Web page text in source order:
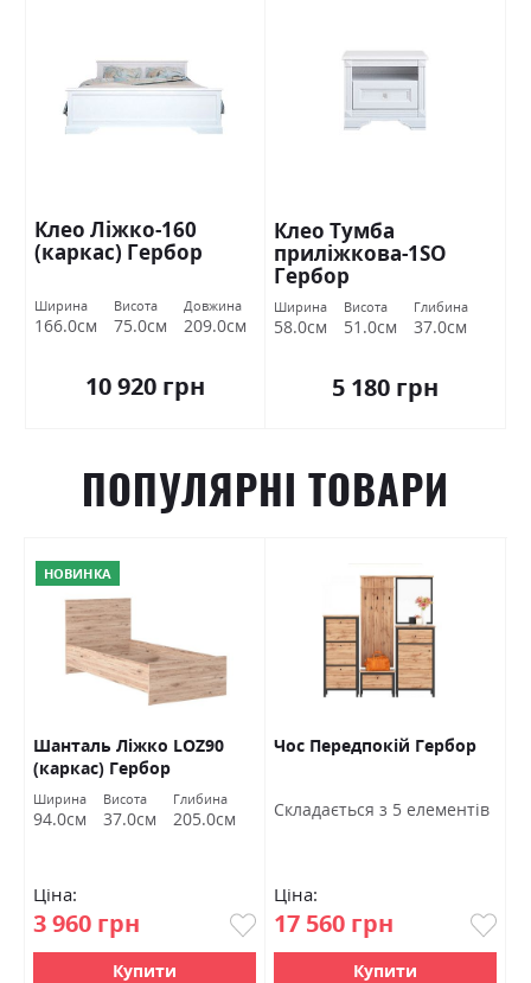
Клео Ліжко-160
(каркас) Гербор
Ширина
166.0см
Висота
75.0см
Довжина
209.0см
10 920 грн
Клео Тумба
приліжкова-1SО
Гербор
Ширина
58.0см
Висота
51.0см
Глибина
37.0см
5 180 грн
ПОПУЛЯРНІ ТОВАРИ
НОВИНКА
Шанталь Ліжко LOZ90
(каркас) Гербор
Ширина
94.0см
Висота
37.0см
Глибина
205.0см
Ціна:
3 960 грн
Купити
Чос Передпокій Гербор
Cкладається з 5 елементів
Ціна:
17 560 грн
Купити